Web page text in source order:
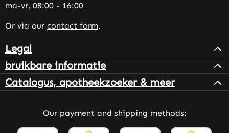
ma-vr, 08:00 - 16:00
Or via our contact form.
Legal
bruikbare informatie
Catalogus, apotheekzoeker & meer
Our payment and shipping methods: